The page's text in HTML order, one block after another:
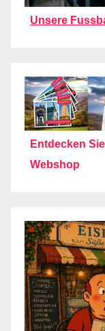
Unsere
Entdecken
Webshop